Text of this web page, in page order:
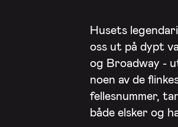
Husets
oss ut på dypt
og Broadway -
noen av de
fellesnummer,
både elsker og